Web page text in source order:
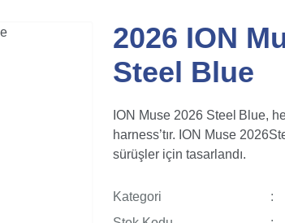
2026 ION
Steel Blue
ION Muse 2026 Steel Blue,
harness’tır. ION Muse
sürüşler için tasarlandı.
Kategori